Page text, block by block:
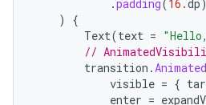
.padding(16.dp)
)
{
Text(text =
//
transition .
visible = {
enter =